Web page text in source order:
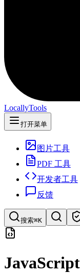
LocallyTools
打开菜单
图片工具
PDF 工具
开发者工具
反馈
搜索⌘K
快速搜索工具